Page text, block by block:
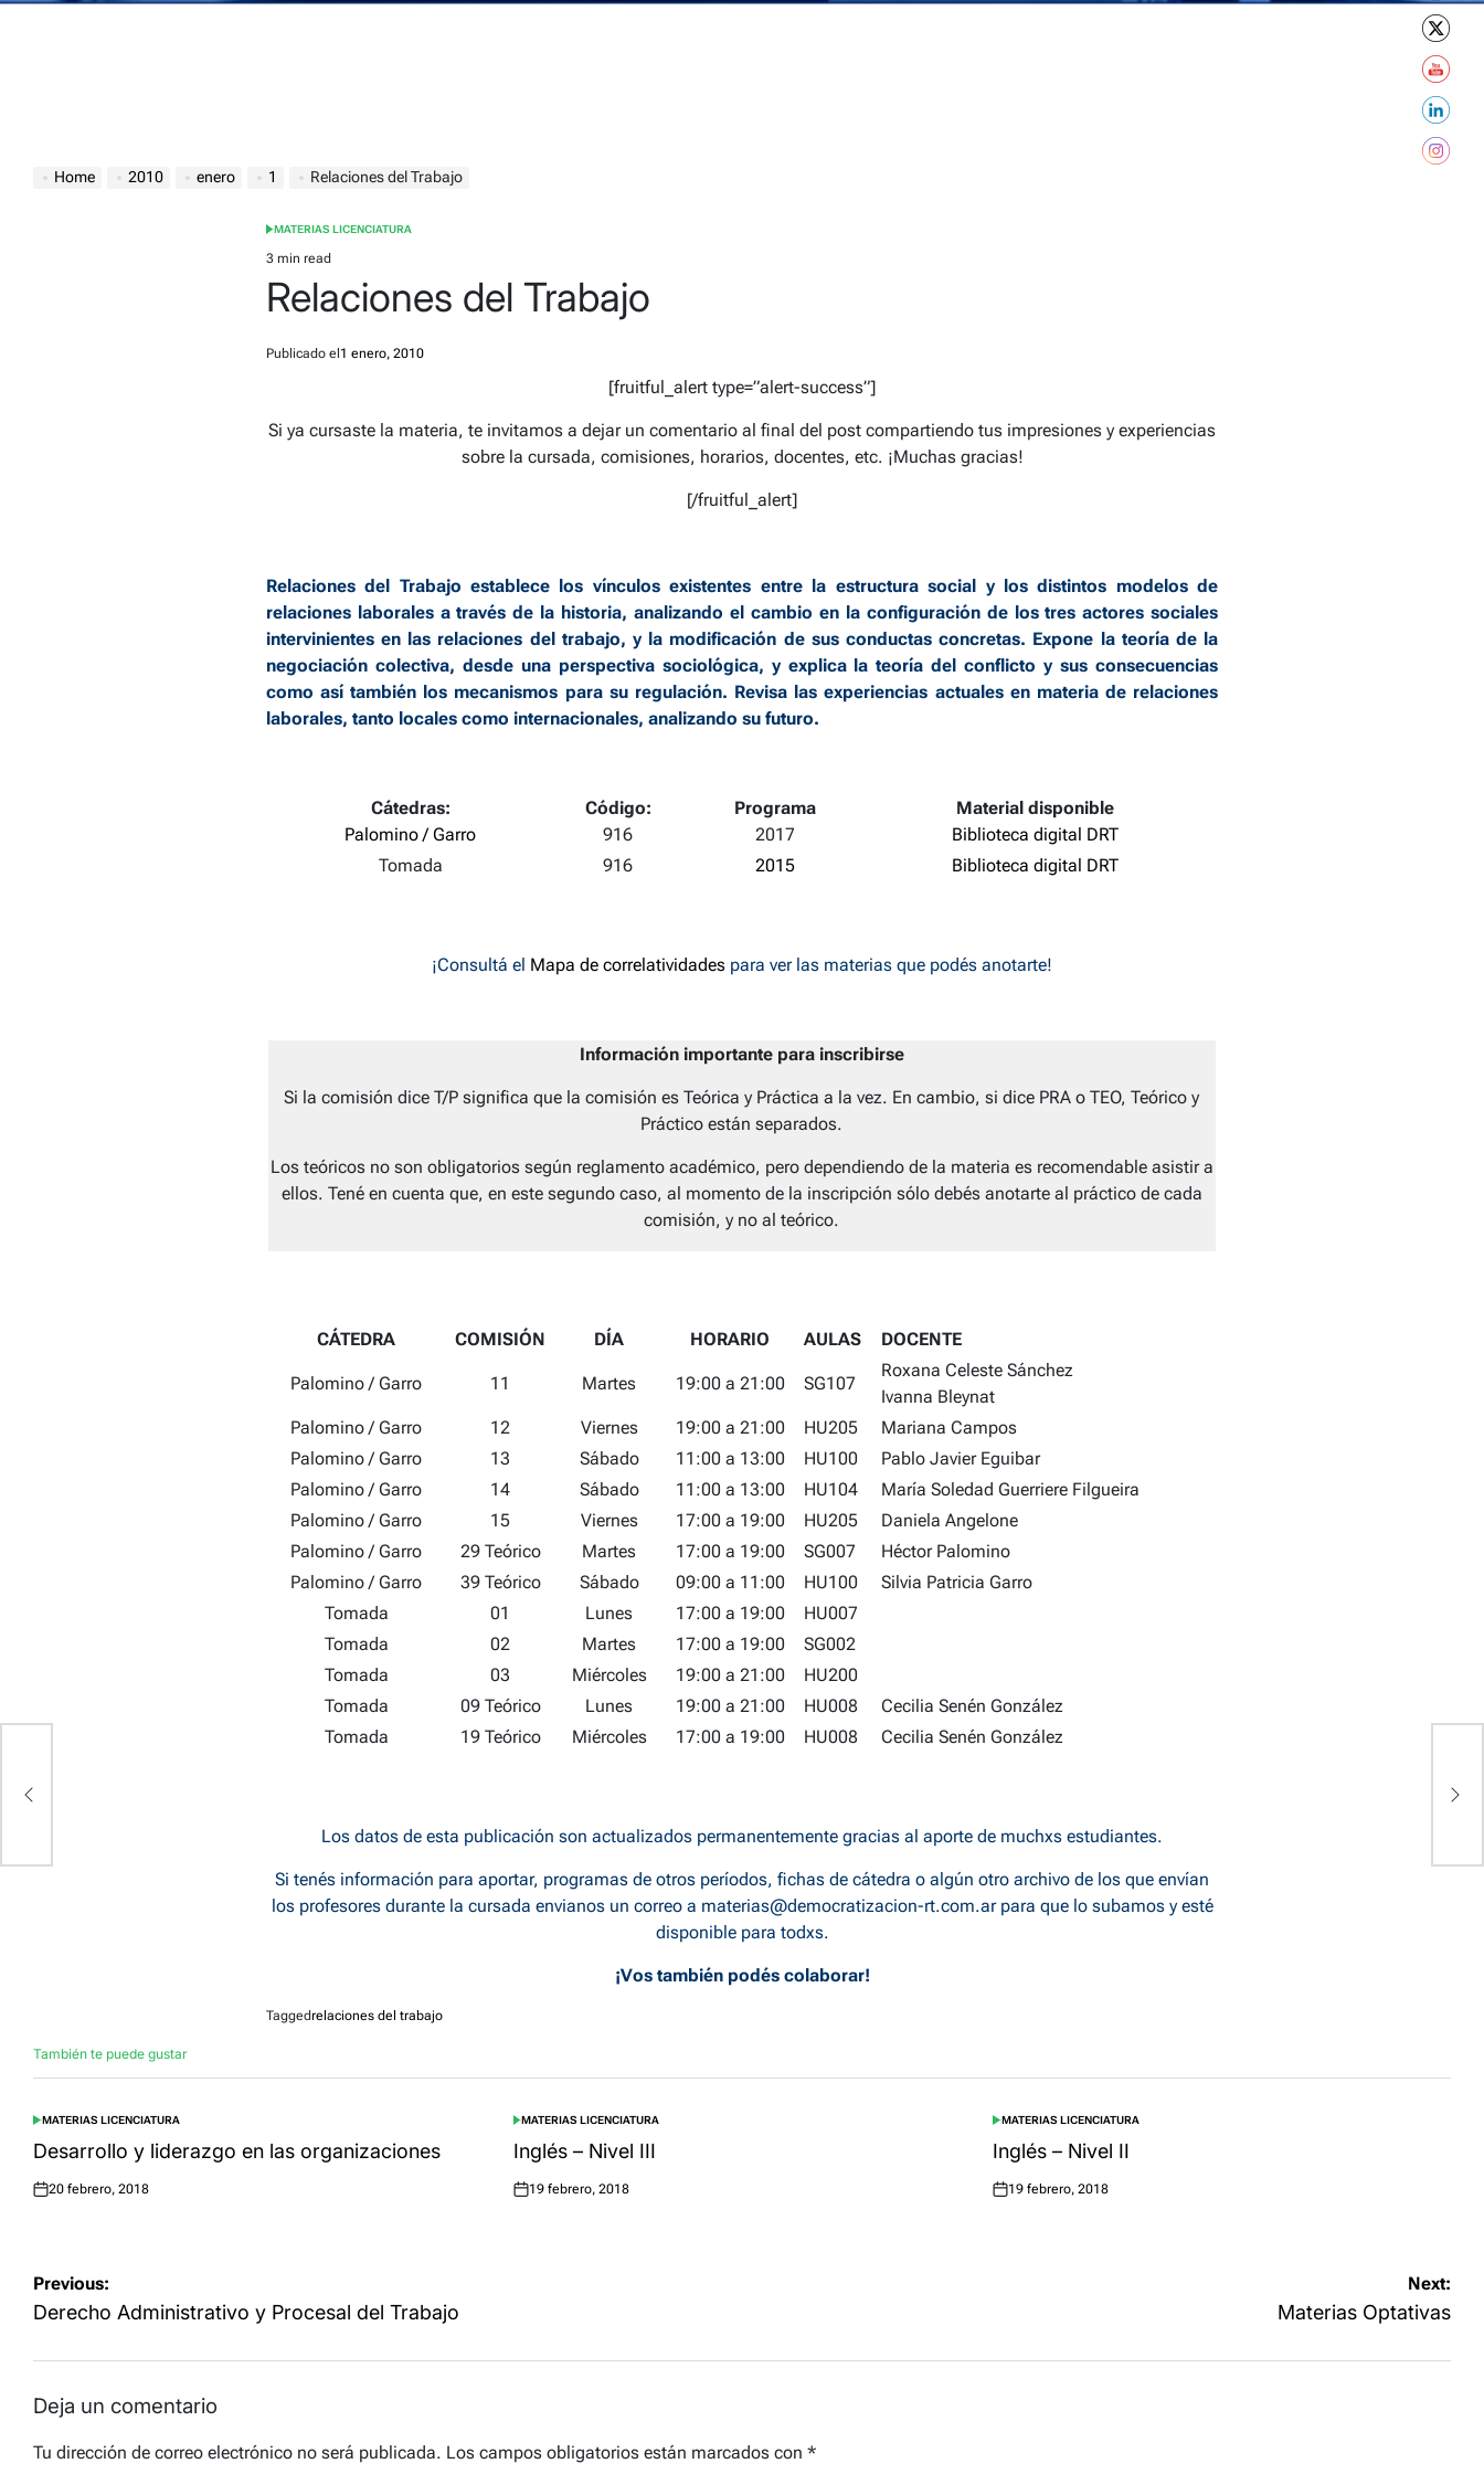
Home 2010 enero 1 Relaciones del Trabajo
POSTED
IN
MATERIAS LICENCIATURA
Estimated
read
time
3 min read
Relaciones del Trabajo
Publicado el 1 enero, 2010
[fruitful_alert type=”alert-success”]
Si ya cursaste la materia, te invitamos a dejar un comentario al final del post compartiendo tus impresiones y experiencias
sobre la cursada, comisiones, horarios, docentes, etc. ¡Muchas gracias!
[/fruitful_alert]
Relaciones del Trabajo establece los vínculos existentes entre la estructura social y los distintos modelos de
relaciones laborales a través de la historia, analizando el cambio en la configuración de los tres actores sociales
intervinientes en las relaciones del trabajo, y la modificación de sus conductas concretas. Expone la teoría de la
negociación colectiva, desde una perspectiva sociológica, y explica la teoría del conflicto y sus consecuencias
como así también los mecanismos para su regulación. Revisa las experiencias actuales en materia de relaciones
laborales, tanto locales como internacionales, analizando su futuro.
Cátedras:
Palomino / Garro
Código:
916
Programa
2017
Material disponible
Biblioteca digital DRT
Tomada
916 2015 Biblioteca digital DRT
¡Consultá el Mapa de correlatividades para ver las materias que podés anotarte!
Información importante para inscribirse
Si la comisión dice T/P significa que la comisión es Teórica y Práctica a la vez. En cambio, si dice PRA o TEO, Teórico y
Práctico están separados.
Los teóricos no son obligatorios según reglamento académico, pero dependiendo de la materia es recomendable asistir a
ellos. Tené en cuenta que, en este segundo caso, al momento de la inscripción sólo debés anotarte al práctico de cada
comisión, y no al teórico.
CÁTEDRA COMISIÓN DÍA HORARIO AULAS DOCENTE
Palomino / Garro 11 Martes 19:00 a 21:00 SG107
Roxana Celeste Sánchez
Ivanna Bleynat
Palomino / Garro
12 Viernes 19:00 a 21:00 HU205
Mariana Campos
Palomino / Garro
13 Sábado 11:00 a 13:00 HU100
Pablo Javier Eguibar
Palomino / Garro
14 Sábado 11:00 a 13:00 HU104
María Soledad Guerriere Filgueira
Palomino / Garro
15 Viernes 17:00 a 19:00 HU205
Daniela Angelone
Palomino / Garro
29 Teórico Martes 17:00 a 19:00 SG007
Héctor Palomino
Palomino / Garro
39 Teórico Sábado 09:00 a 11:00 HU100
Silvia Patricia Garro
Tomada
01 Lunes 17:00 a 19:00
HU007
Tomada
02 Martes 17:00 a 19:00
SG002
Tomada
03 Miércoles 19:00 a 21:00
HU200
Tomada
09 Teórico Lunes 19:00 a 21:00 HU008
Cecilia Senén González
Tomada
19 Teórico Miércoles 17:00 a 19:00 HU008 Cecilia Senén González
Los datos de esta publicación son actualizados permanentemente gracias al aporte de muchxs estudiantes.
Si tenés información para aportar, programas de otros períodos, fichas de cátedra o algún otro archivo de los que envían
los profesores durante la cursada envianos un correo a materias@democratizacion-rt.com.arpara que lo subamos y esté
disponible para todxs.
¡Vos también podés colaborar!
Taggedrelaciones del trabajo
También te puede gustar
POSTED
IN
MATERIAS LICENCIATURA
Desarrollo y liderazgo en las organizaciones
Posted
20 febrero, 2018
POSTED
IN
MATERIAS LICENCIATURA
Inglés – Nivel III
Posted
19 febrero, 2018
POSTED
IN
MATERIAS LICENCIATURA
Inglés – Nivel II
Posted
19 febrero, 2018
Navegación
de
Previous:
Derecho Administrativo y Procesal del Trabajo
Next:
Materias Optativas
Deja un comentario
Tu dirección de correo electrónico no será publicada. Los campos obligatorios están marcados con *